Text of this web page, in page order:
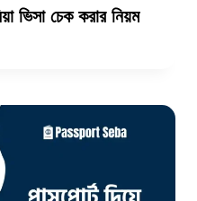
ভিসা চেক করার নিয়ম